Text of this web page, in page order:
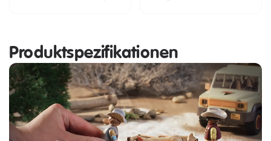
Produktspezifikationen